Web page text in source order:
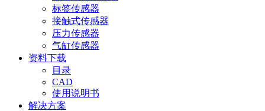
标签传感器
接触式传感器
压力传感器
气缸传感器
资料下载
目录
CAD
使用说明书
解决方案